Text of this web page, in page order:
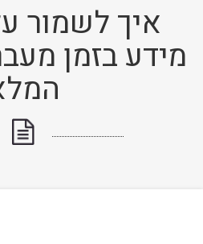
איך לשמור
מידע בזמן